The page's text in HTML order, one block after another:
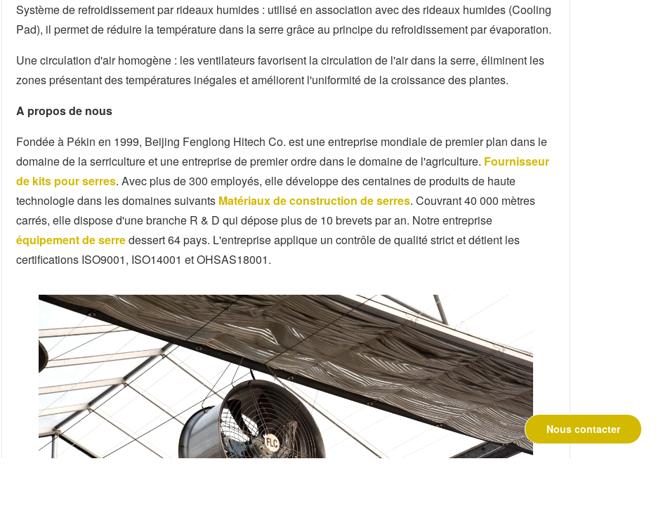
Système de refroidissement par rideaux humides : utilisé en association avec des rideaux humides (Cooling
Pad), il permet de réduire la température dans la serre grâce au principe du refroidissement par évaporation.
Une circulation d'air homogène : les ventilateurs favorisent la circulation de l'air dans la serre, éliminent les
zones présentant des températures inégales et améliorent l'uniformité de la croissance des plantes.
A propos de nous
Fondée à Pékin en 1999, Beijing Fenglong Hitech Co. est une entreprise mondiale de premier plan dans le
domaine de la serriculture et une entreprise de premier ordre dans le domaine de l'agriculture. Fournisseur
de kits pour serres. Avec plus de 300 employés, elle développe des centaines de produits de haute
technologie dans les domaines suivants Matériaux de construction de serres. Couvrant 40 000 mètres
carrés, elle dispose d'une branche R & D qui dépose plus de 10 brevets par an. Notre entreprise
équipement de serredessert 64 pays. L'entreprise applique un contrôle de qualité strict et détient les
certifications ISO9001, ISO14001 et OHSAS18001.
Nous contacter